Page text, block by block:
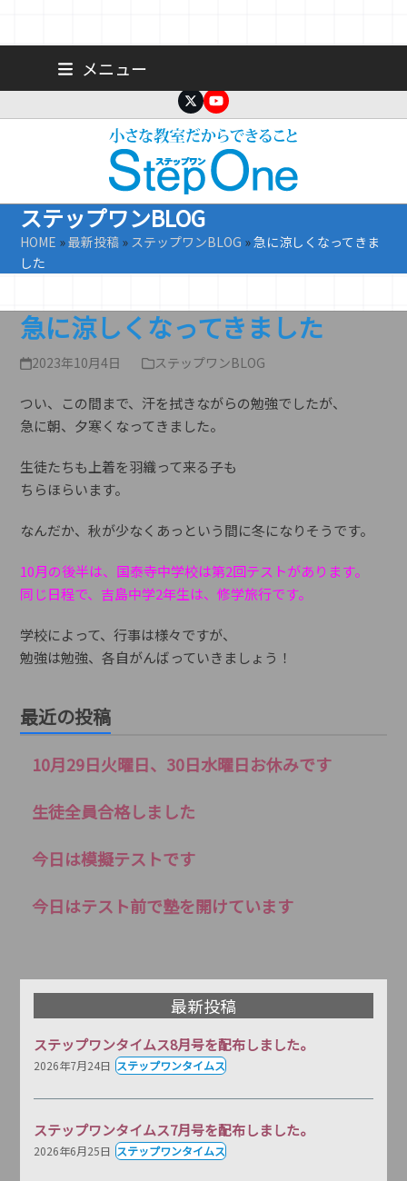
メニュー
TwitterYouTube
ステップワンBLOG
HOME »最新投稿 » ステップワンBLOG »急に涼しくなってきま
した
急に涼しくなってきました
2023年10月4日 ステップワンBLOG
つい、この間まで、汗を拭きながらの勉強でしたが、
急に朝、夕寒くなってきました。
生徒たちも上着を羽織って来る子も
ちらほらいます。
なんだか、秋が少なくあっという間に冬になりそうです。
10月の後半は、国泰寺中学校は第2回テストがあります。
同じ日程で、吉島中学2年生は、修学旅行です。
学校によって、行事は様々ですが、
勉強は勉強、各自がんばっていきましょう！
最近の投稿
10月29日火曜日、30日水曜日お休みです
生徒全員合格しました
今日は模擬テストです
今日はテスト前で塾を開けています
最新投稿
ステップワンタイムス8月号を配布しました。
2026年7月24日 ステップワンタイムス
ステップワンタイムス7月号を配布しました。
2026年6月25日 ステップワンタイムス